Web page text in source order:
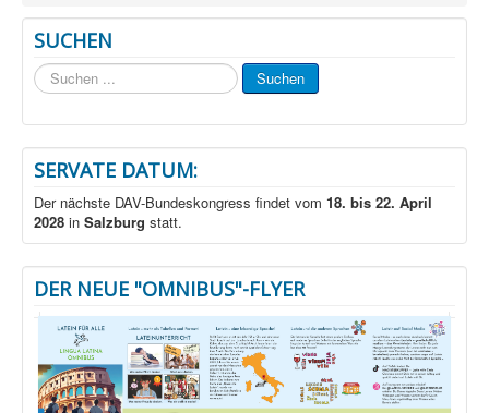
SUCHEN
Suchen
...
Suchen
SERVATE DATUM:
Der nächste DAV-Bundeskongress findet vom 18. bis 22. April
2028 in Salzburg statt.
DER NEUE "OMNIBUS"-FLYER